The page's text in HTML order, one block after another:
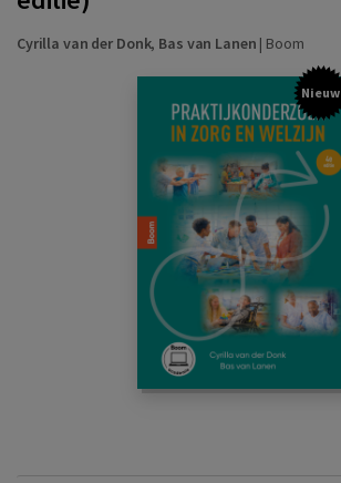
Cyrilla van der Donk, Bas van Lanen | Boom
Nieuw